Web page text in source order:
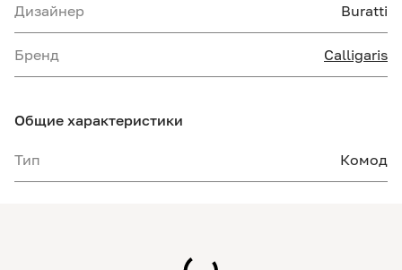
Дизайнер Buratti
Бренд Calligaris
Общие характеристики
Тип Комод